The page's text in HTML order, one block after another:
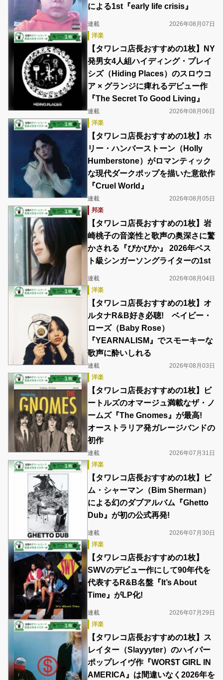
による1st『early life crisis』
連載
2026年08月07日
洋楽
【タワレコ店長おすすめの1枚】NY
発男女4人組ハイディング・プレイ
シズ（Hiding Places）のスロウコ
ア × グランジに痺れるデビュー作
『The Secret To Good Living』
連載
2026年08月06日
洋楽
【タワレコ店長おすすめの1枚】ホ
リー・ハンバーストーン（Holly
Humberstone）がロマンティック
な現代ダークポップを描いた意欲作
『Cruel World』
連載
2026年08月05日
邦楽
【タワレコ店長おすすめの1枚】岩
崎桃子の音楽性と歌声の奥深さに驚
かされる『ぴかぴか』 2026年ベス
ト級シンガーソングライターの1st
連載
2026年08月04日
洋楽
【タワレコ店長おすすめの1枚】オ
ルタナR&B好き必聴! ベイビー・
ローズ（Baby Rose）
『YEARNALISM』でスモーキーな
歌声に酔いしれる
連載
2026年08月03日
洋楽
【タワレコ店長おすすめの1枚】ビ
ートルズのオマージュ満載なザ・ノ
ームズ『The Gnomes』が最高!
オーストラリア発ガレージバンドの
初作
連載
2026年07月31日
洋楽
【タワレコ店長おすすめの1枚】ビ
ム・シャーマン（Bim Sherman）
による幻のダブアルバム『Ghetto
Dub』が初の公式再発!
連載
2026年07月30日
洋楽
【タワレコ店長おすすめの1枚】
SWVのデビュー作にして90年代を
代表するR&B名盤『It’s About
Time』がLP化!
連載
2026年07月29日
洋楽
【タワレコ店長おすすめの1枚】ス
レイター（Slayyyter）のハイパー
ポップレイヴ作『WOR$T GIRL IN
AMERICA』は間違いなく2026年を